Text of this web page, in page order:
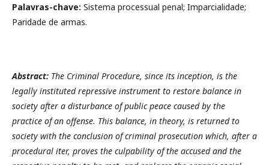
Palavras-chave: Sistema processual penal; Imparcialidade;
Paridade de armas.
Abstract: The Criminal Procedure, since its inception, is the
legally instituted repressive instrument to restore balance in
society after a disturbance of public peace caused by the
practice of an offense. This balance, in theory, is returned to
society with the conclusion of criminal prosecution which, after a
procedural iter, proves the culpability of the accused and the